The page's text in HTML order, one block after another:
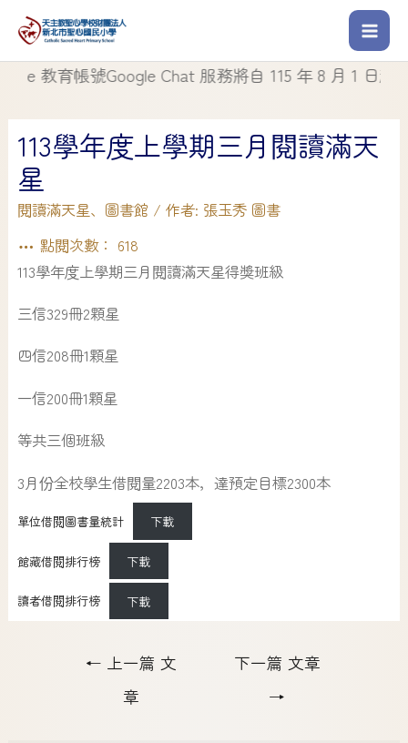
育帳號Google Chat 服務將自 115 年 8 月 1 日起停止使
113學年度上學期三月閱讀滿天
星
閱讀滿天星、 圖書館/ 作者: 張玉秀 圖書
點閱次數： 618
113學年度上學期三月閱讀滿天星得獎班級
三信329冊2顆星
四信208冊1顆星
一信200冊1顆星
等共三個班級
3月份全校學生借閱量2203本，達預定目標2300本
單位借閱圖書量統計 下載
館藏借閱排行榜 下載
讀者借閱排行榜 下載
← 上一篇 文
章
下一篇 文章
→